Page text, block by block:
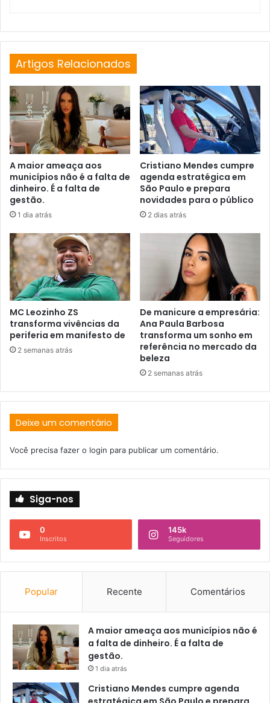
Artigos Relacionados
A maior ameaça aos
municípios não é a falta de
dinheiro. É a falta de
gestão.
1 dia atrás
Cristiano Mendes cumpre
agenda estratégica em
São Paulo e prepara
novidades para o público
2 dias atrás
MC Leozinho ZS
transforma vivências da
periferia em manifesto de
2 semanas atrás
De manicure a empresária:
Ana Paula Barbosa
transforma um sonho em
referência no mercado da
beleza
2 semanas atrás
Deixe um comentário
Você precisa fazer o login para publicar um comentário.
Siga-nos
0
Inscritos
145k
Seguidores
Popular Recente Comentários
A maior ameaça aos municípios não é
a falta de dinheiro. É a falta de
gestão.
1 dia atrás
Cristiano Mendes cumpre agenda